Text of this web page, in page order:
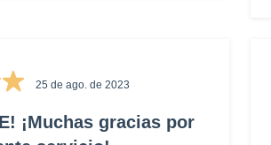
25 de ago. de 2023
¡Muchas gracias por